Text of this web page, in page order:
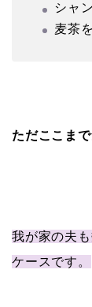
シャ
麦茶
ただここま
我が家の夫
ケースです。